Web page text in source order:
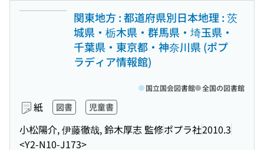
関東地方 : 都道府県別日本地理 : 茨
城県・栃木県・群馬県・埼玉県・
千葉県・東京都・神奈川県 (ポプ
ラディア情報館)
紙 図書 児童書
小松陽介, 伊藤徹哉, 鈴木厚志 監修ポプラ社2010.3
<Y2-N10-J173>
国立国会図書館 全国の図書館